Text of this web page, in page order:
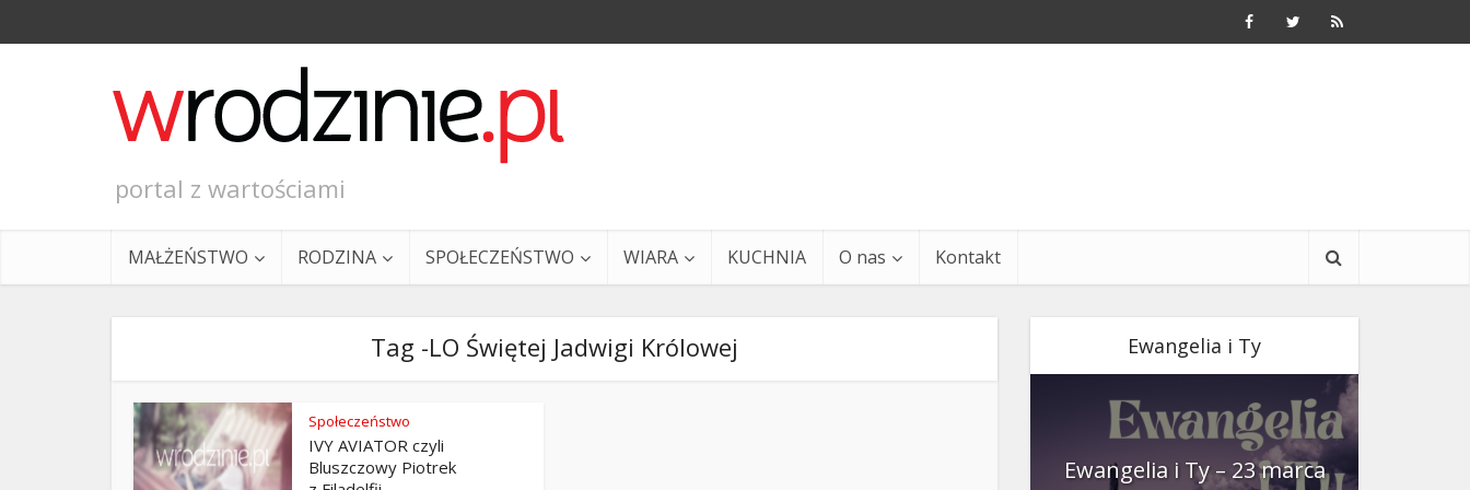
portal z wartościami
MAŁŻEŃSTWO RODZINA SPOŁECZEŃSTWO WIARA KUCHNIA O nas Kontakt
Tag -LO Świętej Jadwigi Królowej
Społeczeństwo
IVY AVIATOR czyli
Bluszczowy Piotrek
Ewangelia i Ty
Ewangelia i Ty – 29 grudnia Ewangelia i Ty – 23 marca